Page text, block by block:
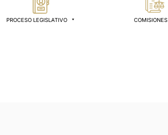
PROCESO LEGISLATIVO COMISIONES